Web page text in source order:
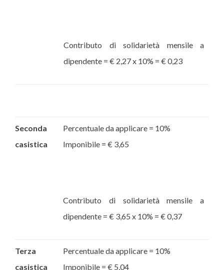
Contributo di solidarietà mensile a
dipendente = € 2,27 x 10% = € 0,23
Seconda
casistica
Percentuale da applicare = 10%
Imponibile = € 3,65
Contributo di solidarietà mensile a
dipendente = € 3,65 x 10% = € 0,37
Terza
casistica
Percentuale da applicare = 10%
Imponibile = € 5,04